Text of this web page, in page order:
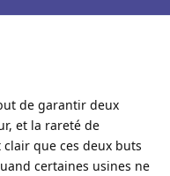
de garantir deux
et la rareté de
que ces deux buts
certaines usines ne